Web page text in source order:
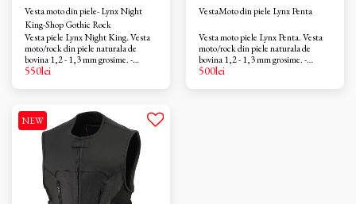
Vesta moto din piele- Lynx Night
King-Shop Gothic Rock
Vesta piele Lynx Night King. Vesta
moto/rock din piele naturala de
bovina 1,2 - 1,3 mm grosime. -
inchidere cu patru carabine; -
de ajustare; - trei buzunare
550lei
VestaMoto din piele Lynx Penta
Vesta moto piele Lynx Penta. Vesta
moto/rock din piele naturala de
bovina 1,2 - 1,3 mm grosime. -
inchidere cu patru carabine; -
laterale de ajustare; - doua buzunare
500lei
NEW